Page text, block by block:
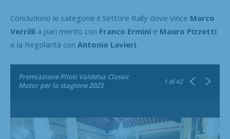
Concludono le categorie il Settore Rally dove vince Marco
Verrilli a pari merito con Franco Ermini e Mauro Pizzetti
e la Regolarità con Antonio Lavieri.
Premiazione Piloti Valdelsa Classic
Motor per la stagione 2023
1 di 42